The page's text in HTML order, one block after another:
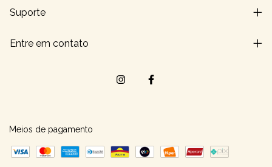
Suporte
Entre em contato
Meios de pagamento